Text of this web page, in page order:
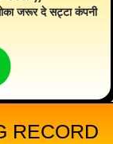
जरूर दे सट्टा कंपनी
RECORD